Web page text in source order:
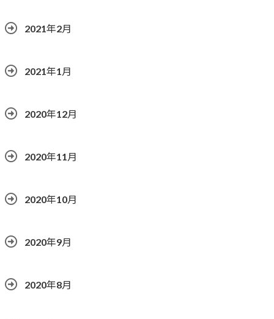
2021年2月
2021年1月
2020年12月
2020年11月
2020年10月
2020年9月
2020年8月